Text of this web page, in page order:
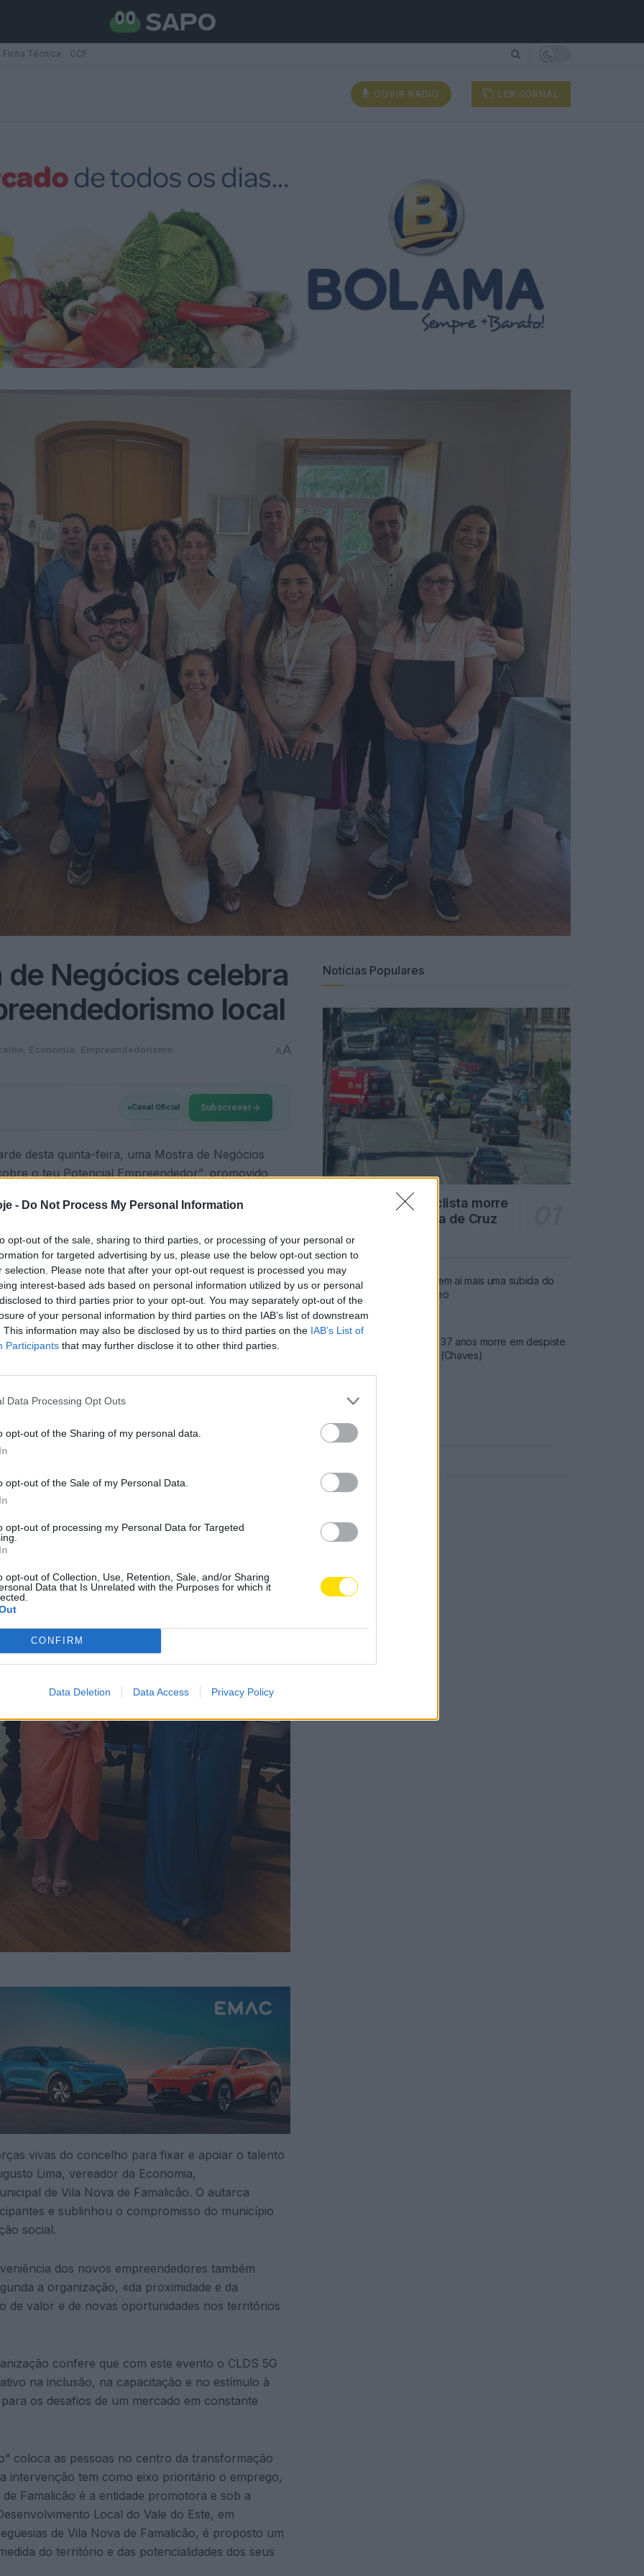
- Do Not Process My Personal Information
opt-out of the sale, sharing to third parties, or processing of your personal or
for targeted advertising by us, please use the below opt-out section to
selection. Please note that after your opt-out request is processed you may
interest-based ads based on personal information utilized by us or personal
to third parties prior to your opt-out. You may separately opt-out of the
of your personal information by third parties on the IAB’s list of downstream
This information may also be disclosed by us to third parties on the IAB’s List of
Participants that may further disclose it to other third parties.
Data Processing Opt Outs
opt-out of the Sharing of my personal data.
opt-out of the Sale of my Personal Data.
opt-out of processing my Personal Data for Targeted
opt-out of Collection, Use, Retention, Sale, and/or Sharing
Data that Is Unrelated with the Purposes for which it
CONFIRM
Data Deletion Data Access Privacy Policy
Ficha Técnica CCF
OUVIR RÁDIO LER JORNAL
Negócios celebra
local
Economia Empreendedorismo AA
Canal Oficial Subscrever
desta quinta-feira, uma Mostra de Negócios
o teu Potencial Empreendedor”, promovido
que funcionou como o momento de partilha e
como pretendem transformar ideias em
de novos talentos locais que se preparam
do programa integraram um plano de formação
tais como literacia financeira, marketing e
empreendedor de Famalicão ganha uma
estes participantes percorreram é um exemplo
de coordenação do CLDS 5G Famalicão.
vivas do concelho para fixar e apoiar o talento
Lima, vereador da Economia,
de Vila Nova de Famalicão. O autarca
e sublinhou o compromisso do município
social.
dos novos empreendedores também
a organização, «da proximidade e da
de valor e de novas oportunidades nos territórios
confere que com este evento o CLDS 5G
na inclusão, na capacitação e no estímulo à
os desafios de um mercado em constante
coloca as pessoas no centro da transformação
intervenção tem como eixo prioritário o emprego,
Famalicão é a entidade promotora e sob a
Local do Vale do Este, em
de Vila Nova de Famalicão, é proposto um
do território e das potencialidades dos seus
Notícias Populares
Famalicão: Motociclista morre
na N14 na freguesia de Cruz
4726 SHARES
Combustíveis: Vem aí mais uma subida do
preço do gasóleo
Famalicense de 37 anos morre em despiste
de mota na A24 (Chaves)
2545 SHARES
Publicidade